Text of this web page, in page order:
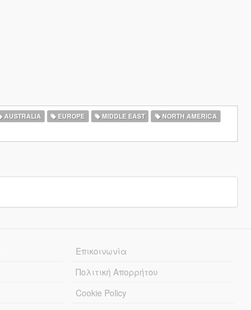
AUSTRALIA EUROPE MIDDLE EAST
NORTH AMERICA
Επικοινωνία
Πολιτική Απορρήτου
Cookie Policy